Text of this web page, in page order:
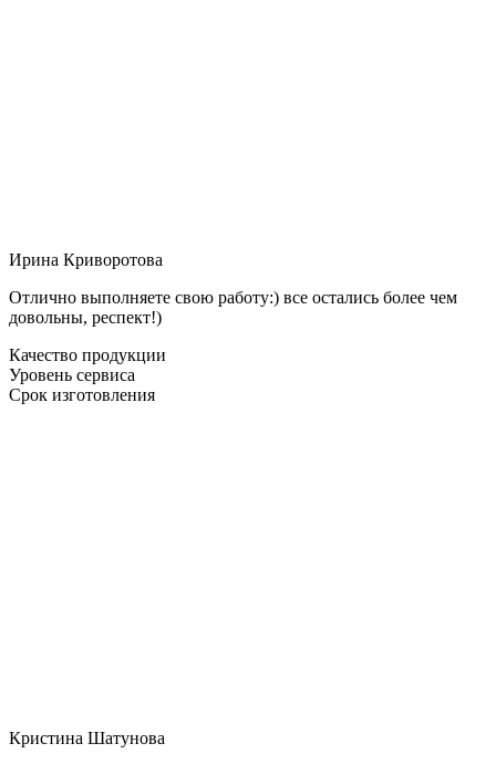
Ирина Криворотова
Отлично выполняете свою работу:) все остались более чем
довольны, респект!)
Качество продукции
Уровень сервиса
Срок изготовления
Кристина Шатунова